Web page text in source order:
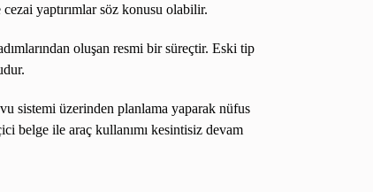
yaptırımlar söz konusu olabilir.
oluşan resmi bir süreçtir. Eski tip
sistemi üzerinden planlama yaparak nüfus
belge ile araç kullanımı kesintisiz devam